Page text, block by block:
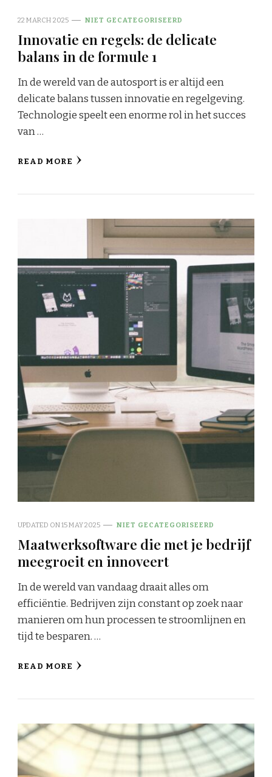
22 MARCH 2025 NIET GECATEGORISEERD
Innovatie en regels: de delicate
balans in de formule 1
In de wereld van de autosport is er altijd een
delicate balans tussen innovatie en regelgeving.
Technologie speelt een enorme rol in het succes
van …
READ MORE
UPDATED ON15 MAY 2025 NIET GECATEGORISEERD
Maatwerksoftware die met je bedrijf
meegroeit en innoveert
In de wereld van vandaag draait alles om
efficiëntie. Bedrijven zijn constant op zoek naar
manieren om hun processen te stroomlijnen en
tijd te besparen. …
READ MORE